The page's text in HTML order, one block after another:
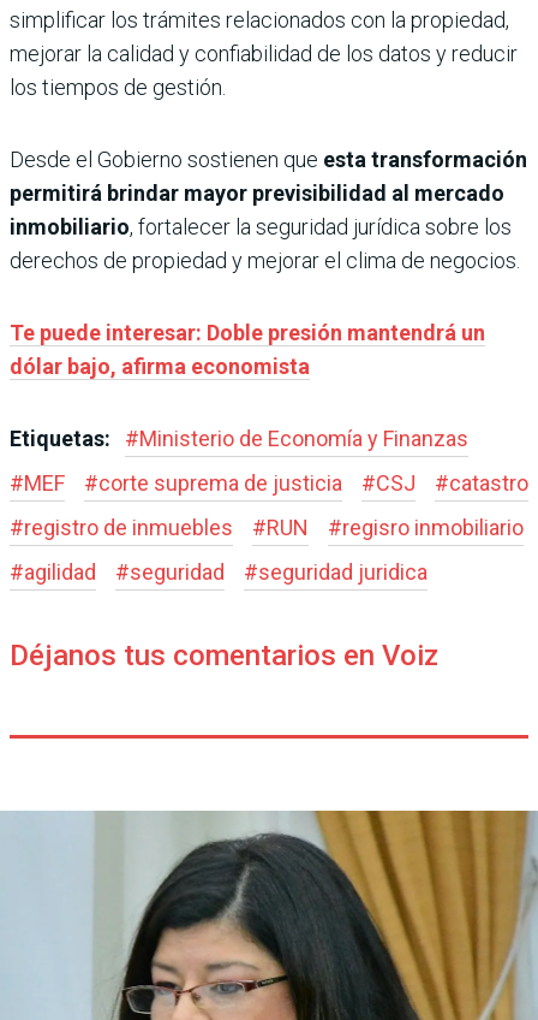
simplificar los trámites relacionados con la propiedad,
mejorar la calidad y confiabilidad de los datos y reducir
los tiempos de gestión.
Desde el Gobierno sostienen que esta transformación
permitirá brindar mayor previsibilidad al mercado
inmobiliario, fortalecer la seguridad jurídica sobre los
derechos de propiedad y mejorar el clima de negocios.
Te puede interesar: Doble presión mantendrá un
dólar bajo, afirma economista
Etiquetas: #Ministerio de Economía y Finanzas
#MEF #corte suprema de justicia #CSJ #catastro
#registro de inmuebles #RUN #regisro inmobiliario
#agilidad #seguridad #seguridad juridica
Déjanos tus comentarios en Voiz